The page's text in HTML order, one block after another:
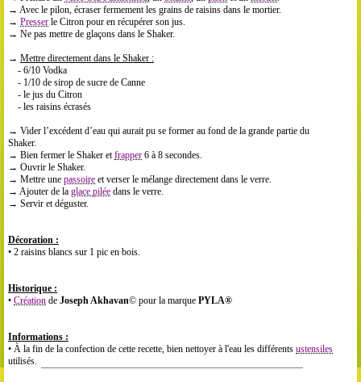
→ Avec le pilon, écraser fermement les grains de raisins dans le mortier.
→ Presser le Citron pour en récupérer son jus.
→ Ne pas mettre de glaçons dans le Shaker.
→ Mettre directement dans le Shaker :
- 6/10 Vodka
- 1/10 de sirop de sucre de Canne
- le jus du Citron
- les raisins écrasés
→ Vider l’excédent d’eau qui aurait pu se former au fond de la grande partie du
Shaker.
→ Bien fermer le Shaker etfrapper 6 à 8 secondes.
→ Ouvrir le Shaker.
→ Mettre une passoire et verser le mélange directement dans le verre.
→ Ajouter de la glace pilée dans le verre.
→ Servir et déguster.
Décoration :
• 2 raisins blancs sur 1 pic en bois.
Historique :
• Création de Joseph Akhavan© pour la marque PYLA®
Informations :
• À la fin de la confection de cette recette, bien nettoyer à l'eau les différents ustensiles
utilisés.